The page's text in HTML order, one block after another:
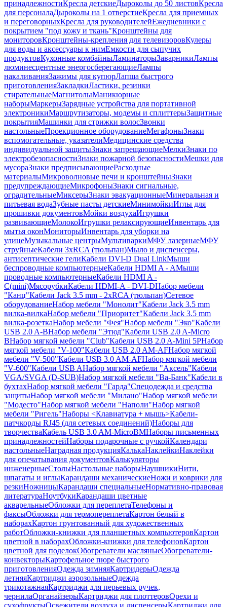
принадлежностиКресла детскиеДыроколы до 50 листовКресла
для персоналаДыроколы на 1 отверстиеКресла для приемных
и переговорныхКресла для руководителейЕжедневники с
покрытием "под кожу и ткань"Кронштейны для
мониторовКронштейны-крепления для телевизоровКулеры
для воды и аксессуары к нимЕмкости для сыпучих
продуктовКухонные комбайныЛаминаторыЗаварникиЛампы
люминесцентные энергосберегающиеЛампы
накаливанияЗажимы для купюрЛапша быстрого
приготовленияЗакладкиЛастики, резинки
стирательныеМагнитолыМаникюрные
наборыМаркерыЗарядные устройства для портативной
электроникиМаршрутизаторы, модемы и сплиттерыЗащитные
покрытияМашинки для стрижки волосЗвонки
настольныеПроекционное оборудованиеМегафоныЗнаки
вспомогательные, указателиМедицинские средства
индивидуальной защитыЗнаки запрещающиеМелкиЗнаки по
электробезопасностиЗнаки пожарной безопасностиМешки для
мусораЗнаки предписывающиеРасходные
материалыМикроволновые печи и кронштейныЗнаки
предупреждающиеМикрофоныЗнаки сигнальные,
оградительныеМиксерыЗнаки эвакуационныеМинеральная и
питьевая водаЗубные пасты детскиеМинимойкиИглы для
прошивки документовМойки воздухаИгрушки
развивающиеМолокоИгрушки релаксирующиеИнвентарь для
мытья оконМониторыИнвентарь для уборки на
улицеМузыкальные центрыМультиваркиМФУ лазерныеМФУ
струйныеКабели 3xRCA (тюльпан)Мыло и диспенсеры,
антисептические гелиКабели DVI-D Dual LinkМыши
беспроводные компьютерныеКабели HDMI A - AМыши
проводные компьютерныеКабели HDMI A -
C(mini)МясорубкиКабели HDMI-A - DVI-DНабор мебели
"Канц"Кабели Jack 3.5 mm - 2xRCA (тюльпан)Сетевое
оборудованиеНабор мебели "Монолит"Кабели Jack 3.5 mm
вилка-вилкаНабор мебели "Приоритет"Кабели Jack 3.5 mm
вилка-розеткаНабор мебели "Фея"Набор мебели "Эко"Кабели
USB 2.0 A-BНабор мебели "Этюд"Кабели USB 2.0 A-Micro
BНабор мягкой мебели "Club"Кабели USB 2.0 A-Mini 5PНабор
мягкой мебели "V-100"Кабели USB 2.0 AM-AFНабор мягкой
мебели "V-500"Кабели USB 3.0 AM-AFНабор мягкой мебели
"V-600"Кабели USB AНабор мягкой мебели "Аксель"Кабели
VGA/SVGA (D-SUB)Набор мягкой мебели "Ва-Банк"Кабели в
бухтахНабор мягкой мебели "Гарда"Спецодежда и средства
защитыНабор мягкой мебели "Милано"Набор мягкой мебели
"Модесто"Набор мягкой мебели "Наполи"Набор мягкой
мебели "Ригель"Наборы <Клавиатура + мышь>Кабели-
патчкорды RJ45 (для сетевых соединений)Наборы для
творчестваКабель USB 3.0 AM-MicroBMНаборы письменных
принадлежностейНаборы подарочные с ручкойКалендари
настольныеНаградная продукцияКалькаНаклейкиНаклейки
для опечатывания документовКалькуляторы
инженерныеСтолыНастольные наборыНаушникиНити,
шпагаты и иглыКарандаши механическиеНожи и коврики для
резкиНожницыКарандаши специальныеНормативно-правовая
литератураНоутбукиКарандаши цветные
акварельныеОбложки для переплетаТелефоны и
факсыОбложки для термопереплетаКартон белый в
наборахКартон грунтованный для художественных
работОбложки-книжки для планшетных компьютеровКартон
цветной в наборахОбложки-книжки для телефоновКартон
цветной для поделокОбогреватели масляныеОбогреватели-
конвекторыКартофельное пюре быстрого
приготовленияОдежда зимняяКартридерыОдежда
летняяКартриджи аэрозольныеОдежда
трикотажнаяКартриджи для перьевых ручек,
чернилаОрганайзерыКартриджи для плоттеровОрехи и
сухофруктыОсвежители воздуха и диспенсерыКартриджи для